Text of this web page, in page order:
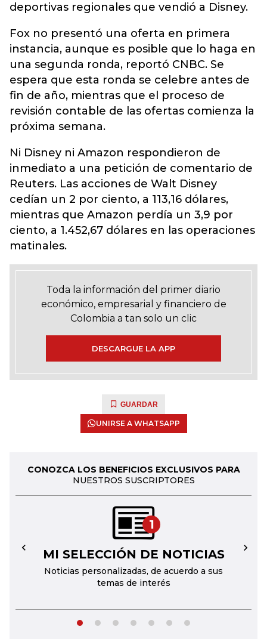
deportivas regionales que vendió a Disney.
Fox no presentó una oferta en primera
instancia, aunque es posible que lo haga en
una segunda ronda, reportó CNBC. Se
espera que esta ronda se celebre antes de
fin de año, mientras que el proceso de
revisión contable de las ofertas comienza la
próxima semana.
Ni Disney ni Amazon respondieron de
inmediato a una petición de comentario de
Reuters. Las acciones de Walt Disney
cedían un 2 por ciento, a 113,16 dólares,
mientras que Amazon perdía un 3,9 por
ciento, a 1.452,67 dólares en las operaciones
matinales.
Toda la información del primer diario
económico, empresarial y financiero de
Colombia a tan solo un clic
DESCARGUE LA APP
GUARDAR
UNIRSE A WHATSAPP
CONOZCA LOS BENEFICIOS EXCLUSIVOS PARA
NUESTROS SUSCRIPTORES
1
MI SELECCIÓN DE NOTICIAS
Noticias personalizadas, de acuerdo a sus
temas de interés
← →